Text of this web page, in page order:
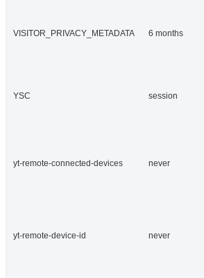
VISITOR_PRIVACY_METADATA 6 months
YSC session
yt-remote-connected-devices never
yt-remote-device-id never